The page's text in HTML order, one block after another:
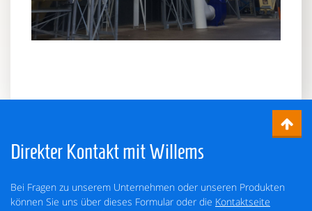
Direkter Kontakt mit Willems
Bei Fragen zu unserem Unternehmen oder unseren Produkten
können Sie uns über dieses Formular oder die Kontaktseite